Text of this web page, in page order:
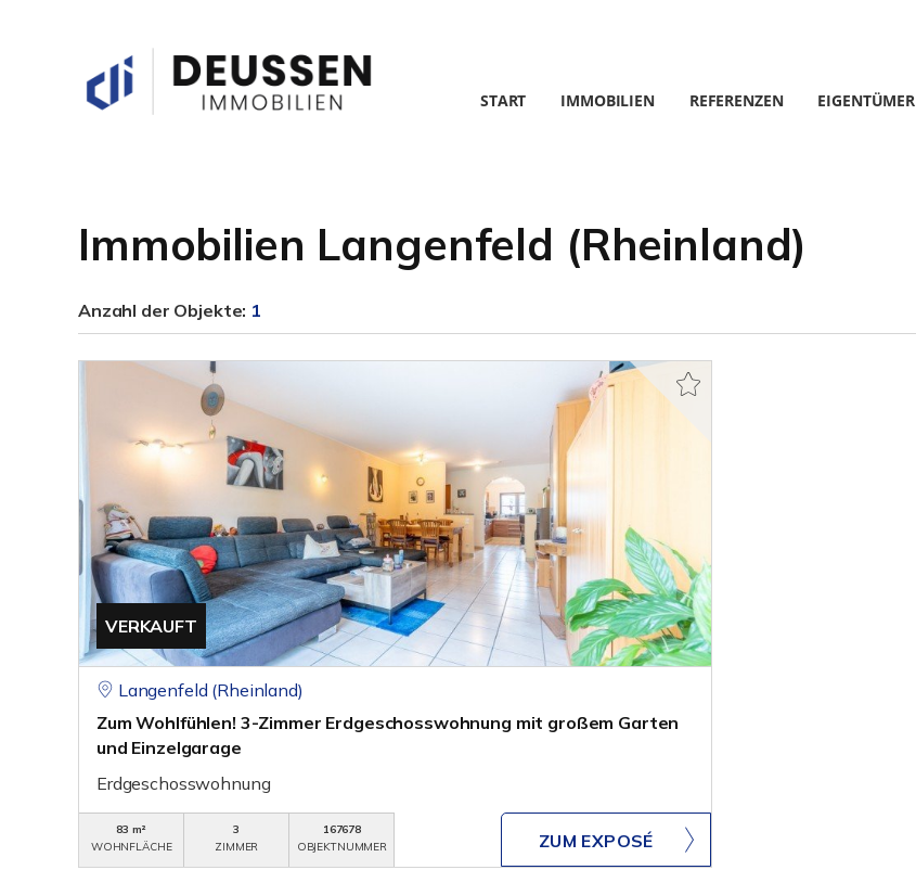
START IMMOBILIEN REFERENZEN EIGENTÜMER
Immobilien Langenfeld (Rheinland)
Anzahl der Objekte: 1
VERKAUFT
Langenfeld (Rheinland)
Zum Wohlfühlen! 3-Zimmer Erdgeschosswohnung mit großem Garten
und Einzelgarage
Erdgeschosswohnung
83 m²
WOHNFLÄCHE
3
ZIMMER
167678
OBJEKTNUMMER
ZUM EXPOSÉ